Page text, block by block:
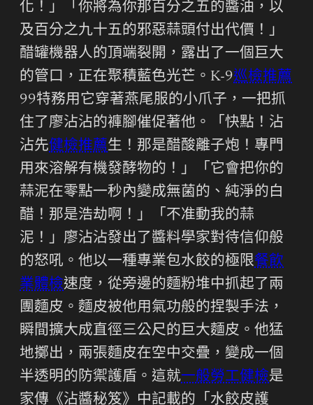
化！」「你將為你那百分之五的醬油，以
及百分之九十五的邪惡蒜頭付出代價！」
醋罐機器人的頂端裂開，露出了一個巨大
的管口，正在聚積藍色光芒。K-9巡檢推薦
99特務用它穿著燕尾服的小爪子，一把抓
住了廖沾沾的褲腳催促著他。「快點！沾
沾先健檢推薦生！那是醋酸離子炮！專門
用來溶解有機發酵物的！」「它會把你的
蒜泥在零點一秒內變成無菌的、純淨的白
醋！那是浩劫啊！」「不准動我的蒜
泥！」廖沾沾發出了醬料學家對待信仰般
的怒吼。他以一種專業包水餃的極限餐飲
業體檢速度，從旁邊的麵粉堆中抓起了兩
團麵皮。麵皮被他用氣功般的捏製手法，
瞬間擴大成直徑三公尺的巨大麵皮。他猛
地擲出，兩張麵皮在空中交疊，變成一個
半透明的防禦護盾。這就一般勞工健檢是
家傳《沾醬秘笈》中記載的「水餃皮護